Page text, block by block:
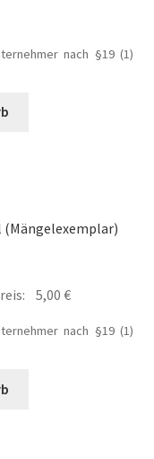
nach §19 (1)
(Mängelexemplar)
5,00€Aktueller
ist:
nach §19 (1)